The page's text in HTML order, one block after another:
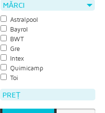
MĂRCI
Astralpool
Bayrol
BWT
Gre
Intex
Quimicamp
Toi
PREȚ